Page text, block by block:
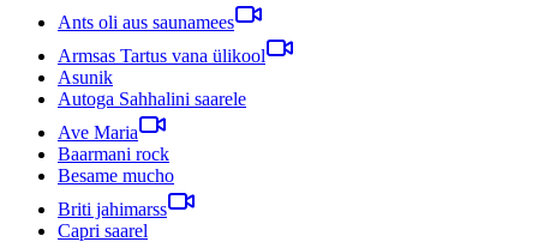
Ants oli aus saunamees
Armsas Tartus vana ülikool
Asunik
Autoga Sahhalini saarele
Ave Maria
Baarmani rock
Besame mucho
Briti jahimarss
Capri saarel